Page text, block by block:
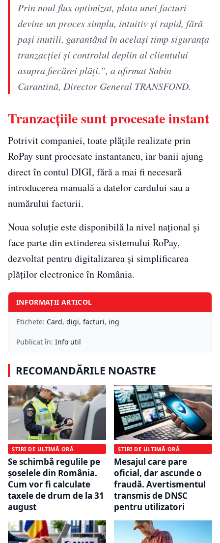
Prin noul flux optimizat, plata unei facturi
devine un proces simplu, intuitiv și rapid, fără
pași inutili, garantând în același timp siguranța
tranzacției și controlul deplin al clientului
asupra fiecărei plăți.”, a afirmat Sabin
Carantină, Director General TRANSFOND.
Tranzacțiile sunt procesate instant
Potrivit companiei, toate plățile realizate prin
RoPay sunt procesate instantaneu, iar banii ajung
direct în contul DIGI, fără a mai fi necesară
introducerea manuală a datelor cardului sau a
numărului facturii.
Noua soluție este disponibilă la nivel național și
face parte din extinderea sistemului RoPay,
dezvoltat pentru digitalizarea și simplificarea
plăților electronice în România.
INFORMAȚII ARTICOL
Etichete: Card, digi, facturi, ing
Publicat în: Info util
RECOMANDĂRILE NOASTRE
ȘTIRI DE ULTIMĂ ORĂ
Se schimbă regulile pe
șoselele din România.
Cum vor fi calculate
taxele de drum de la 31
august
ȘTIRI DE ULTIMĂ ORĂ
Mesajul care pare
oficial, dar ascunde o
fraudă. Avertismentul
transmis de DNSC
pentru utilizatori